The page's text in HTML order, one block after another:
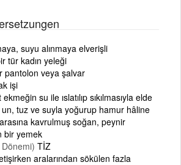
suyu alınmaya elverişli
tür kadın yeleği
pantolon veya şalvar
işi
su ile ıslatılıp sıkılmasıyla elde
tuz ve suyla yoğurup hamur hâline
kavrulmuş soğan, peynir
bir yemek
Dönemi) TİZ
aralarından sökülen fazla